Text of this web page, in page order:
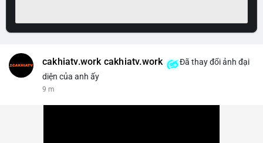
cakhiatv.work cakhiatv.work
Đã thay đổi ảnh đại
diện của anh ấy
9 m